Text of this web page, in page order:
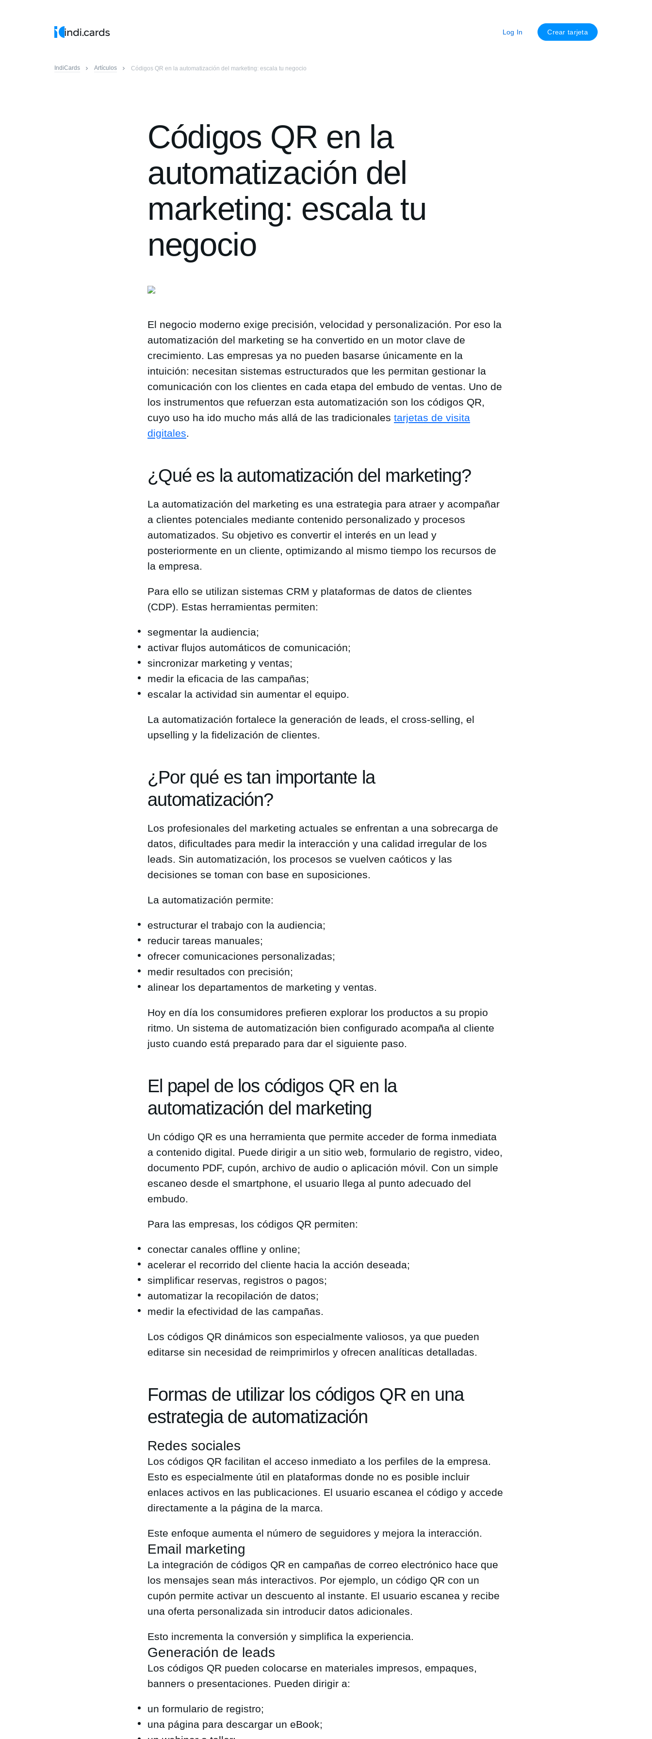
Log In Crear tarjeta
IndiCards Artículos Códigos QR en la automatización del marketing: escala tu negocio
Códigos QR en la
automatización del
marketing: escala tu
negocio
El negocio moderno exige precisión, velocidad y personalización. Por eso la
automatización del marketing se ha convertido en un motor clave de
crecimiento. Las empresas ya no pueden basarse únicamente en la
intuición: necesitan sistemas estructurados que les permitan gestionar la
comunicación con los clientes en cada etapa del embudo de ventas. Uno de
los instrumentos que refuerzan esta automatización son los códigos QR,
cuyo uso ha ido mucho más allá de las tradicionales tarjetas de visita
digitales.
¿Qué es la automatización del marketing?
La automatización del marketing es una estrategia para atraer y acompañar
a clientes potenciales mediante contenido personalizado y procesos
automatizados. Su objetivo es convertir el interés en un lead y
posteriormente en un cliente, optimizando al mismo tiempo los recursos de
la empresa.
Para ello se utilizan sistemas CRM y plataformas de datos de clientes
(CDP). Estas herramientas permiten:
segmentar la audiencia;
activar flujos automáticos de comunicación;
sincronizar marketing y ventas;
medir la eficacia de las campañas;
escalar la actividad sin aumentar el equipo.
La automatización fortalece la generación de leads, el cross-selling, el
upselling y la fidelización de clientes.
¿Por qué es tan importante la
automatización?
Los profesionales del marketing actuales se enfrentan a una sobrecarga de
datos, dificultades para medir la interacción y una calidad irregular de los
leads. Sin automatización, los procesos se vuelven caóticos y las
decisiones se toman con base en suposiciones.
La automatización permite:
estructurar el trabajo con la audiencia;
reducir tareas manuales;
ofrecer comunicaciones personalizadas;
medir resultados con precisión;
alinear los departamentos de marketing y ventas.
Hoy en día los consumidores prefieren explorar los productos a su propio
ritmo. Un sistema de automatización bien configurado acompaña al cliente
justo cuando está preparado para dar el siguiente paso.
El papel de los códigos QR en la
automatización del marketing
Un código QR es una herramienta que permite acceder de forma inmediata
a contenido digital. Puede dirigir a un sitio web, formulario de registro, video,
documento PDF, cupón, archivo de audio o aplicación móvil. Con un simple
escaneo desde el smartphone, el usuario llega al punto adecuado del
embudo.
Para las empresas, los códigos QR permiten:
conectar canales offline y online;
acelerar el recorrido del cliente hacia la acción deseada;
simplificar reservas, registros o pagos;
automatizar la recopilación de datos;
medir la efectividad de las campañas.
Los códigos QR dinámicos son especialmente valiosos, ya que pueden
editarse sin necesidad de reimprimirlos y ofrecen analíticas detalladas.
Formas de utilizar los códigos QR en una
estrategia de automatización
Redes sociales
Los códigos QR facilitan el acceso inmediato a los perfiles de la empresa.
Esto es especialmente útil en plataformas donde no es posible incluir
enlaces activos en las publicaciones. El usuario escanea el código y accede
directamente a la página de la marca.
Este enfoque aumenta el número de seguidores y mejora la interacción.
Email marketing
La integración de códigos QR en campañas de correo electrónico hace que
los mensajes sean más interactivos. Por ejemplo, un código QR con un
cupón permite activar un descuento al instante. El usuario escanea y recibe
una oferta personalizada sin introducir datos adicionales.
Esto incrementa la conversión y simplifica la experiencia.
Generación de leads
Los códigos QR pueden colocarse en materiales impresos, empaques,
banners o presentaciones. Pueden dirigir a:
un formulario de registro;
una página para descargar un eBook;